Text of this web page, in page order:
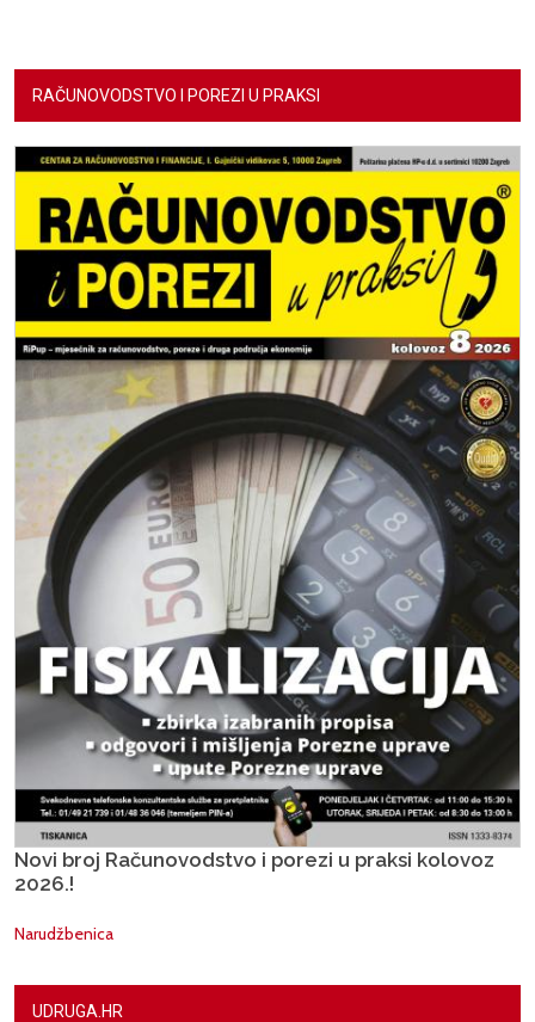
RAČUNOVODSTVO I POREZI U PRAKSI
Novi broj Računovodstvo i porezi u praksi kolovoz
2026.!
Narudžbenica
UDRUGA.HR